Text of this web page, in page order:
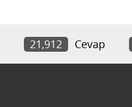
21,912 Cevap